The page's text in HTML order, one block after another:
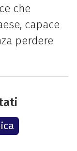
che
capace
perdere